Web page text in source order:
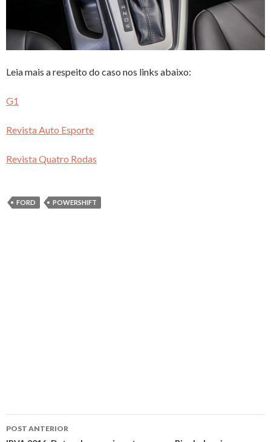
Leia mais a respeito do caso nos links abaixo:
G1
Revista Auto Esporte
Revista Quatro Rodas
FORD POWERSHIFT
Navegação
POST ANTERIOR